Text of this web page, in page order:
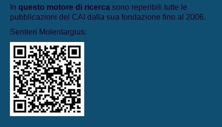
In questo motore di ricerca sono reperibili tutte le
pubblicazioni del CAI dalla sua fondazione fino al 2006.
Sentieri Molentargius: